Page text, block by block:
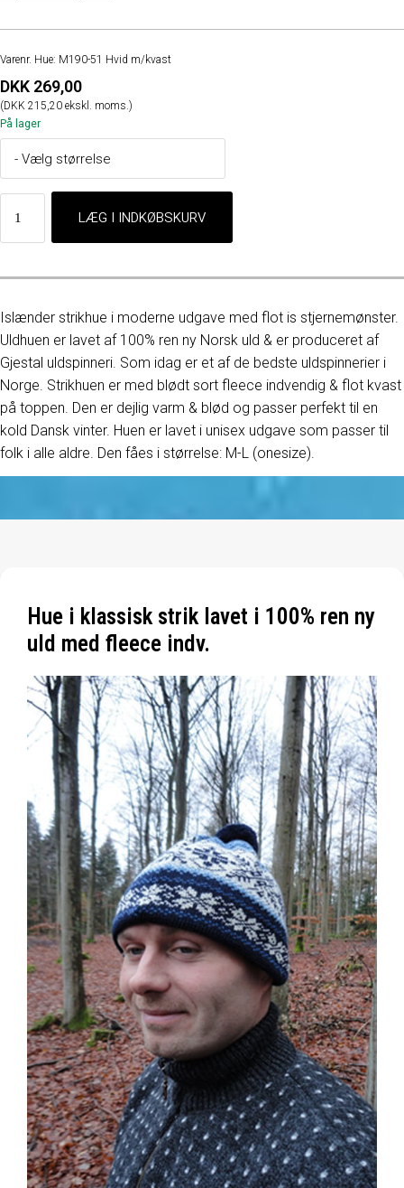
Varenr. Hue: M190-51 Hvid m/kvast
DKK 269,00
(DKK 215,20 ekskl. moms.)
På lager
Islænder strikhue i moderne udgave med flot is stjernemønster.
Uldhuen er lavet af 100% ren ny Norsk uld & er produceret af
Gjestal uldspinneri. Som idag er et af de bedste uldspinnerier i
Norge. Strikhuen er med blødt sort fleece indvendig & flot kvast
på toppen. Den er dejlig varm & blød og passer perfekt til en
kold Dansk vinter. Huen er lavet i unisex udgave som passer til
folk i alle aldre. Den fåes i størrelse: M-L (onesize).
Hue i klassisk strik lavet i 100% ren ny
uld med fleece indv.